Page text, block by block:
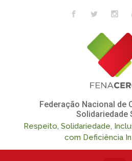
Skip to main content
Federação Nacional de
Solidariedade
Respeito, Solidariedade,
com Deficiência